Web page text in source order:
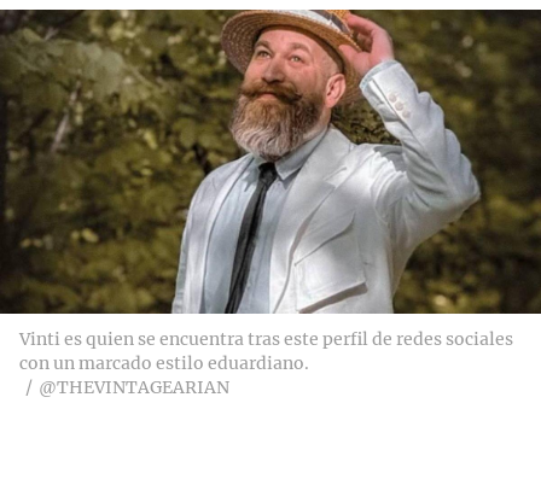
Vinti es quien se encuentra tras este perfil de redes sociales
con un marcado estilo eduardiano.
@THEVINTAGEARIAN